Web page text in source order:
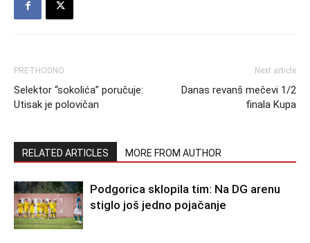
PRETHODNO
Selektor “sokolića” poručuje:
Utisak je polovičan
Next article
Danas revanš mečevi 1/2
finala Kupa
RELATED ARTICLES MORE FROM AUTHOR
Podgorica sklopila tim: Na DG arenu
stiglo još jedno pojačanje